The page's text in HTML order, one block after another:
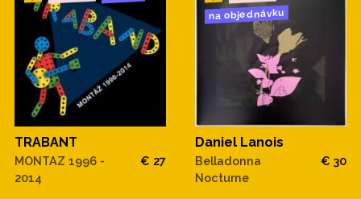
TRABANT
MONTAZ 1996 -
2014
€ 27
na objednávku
Daniel Lanois
Belladonna
Nocturne
€ 30